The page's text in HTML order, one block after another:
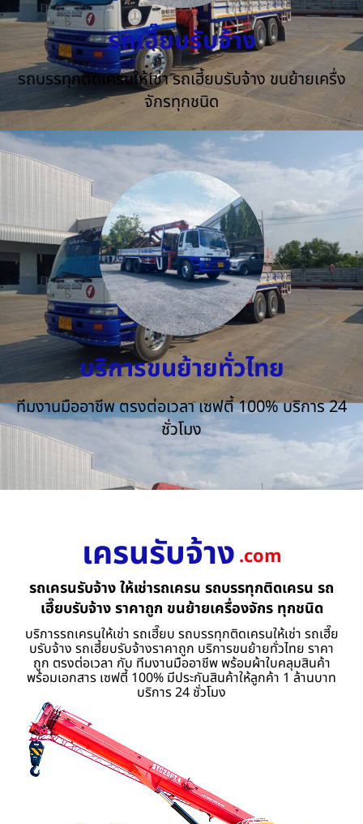
รถเฮี๊ยบรับจ้าง
รถบรรทุกติดเครนให้เช่า รถเฮี้ยบรับจ้าง ขนย้ายเครื่ง
จักรทุกชนิด
บริการขนย้ายทั่วไทย
ทีมงานมืออาชีพ ตรงต่อเวลา เซฟตี้ 100% บริการ 24
ชั่วโมง
เครนรับจ้าง .com
รถเครนรับจ้าง ให้เช่ารถเครน รถบรรทุกติดเครน รถ
เฮี๊ยบรับจ้าง ราคาถูก ขนย้ายเครื่องจักร ทุกชนิด
บริการรถเครนให้เช่า รถเฮี๊ยบ รถบรรทุกติดเครนให้เช่า รถเฮี๊ย
บรับจ้าง รถเฮี้ยบรับจ้างราคาถูก บริการขนย้ายทั่วไทย ราคา
ถูก ตรงต่อเวลา กับ ทีมงานมืออาชีพ พร้อมผ้าใบคลุมสินค้า
พร้อมเอกสาร เซฟตี้ 100% มีประกันสินค้าให้ลูกค้า 1 ล้านบาท
บริการ 24 ชั่วโมง